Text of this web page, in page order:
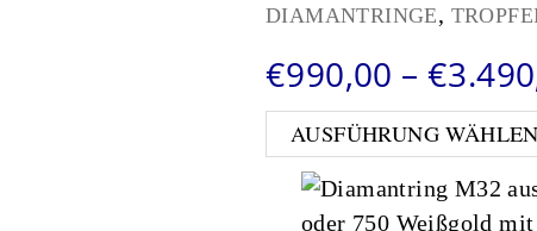
DIAMANTRINGE,
€990,00 –€
AUSFÜHRUNG WÄHLEN